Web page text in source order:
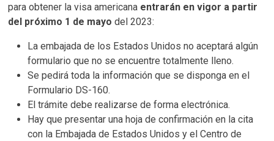
para obtener la visa americana entrarán en vigor a partir
del próximo 1 de mayo del 2023:
La embajada de los Estados Unidos no aceptará algún
formulario que no se encuentre totalmente lleno.
Se pedirá toda la información que se disponga en el
Formulario DS-160.
El trámite debe realizarse de forma electrónica.
Hay que presentar una hoja de confirmación en la cita
con la Embajada de Estados Unidos y el Centro de